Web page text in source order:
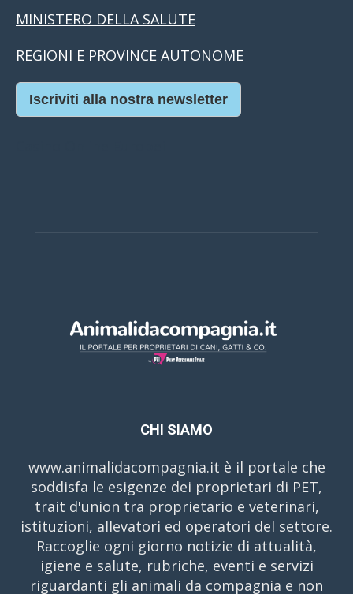
MINISTERO DELLA SALUTE
REGIONI E PROVINCE AUTONOME
Iscriviti alla nostra newsletter
CHI SIAMO
www.animalidacompagnia.it è il portale che
soddisfa le esigenze dei proprietari di PET,
trait d'union tra proprietario e veterinari,
istituzioni, allevatori ed operatori del settore.
Raccoglie ogni giorno notizie di attualità,
igiene e salute, rubriche, eventi e servizi
riguardanti gli animali da compagnia e non